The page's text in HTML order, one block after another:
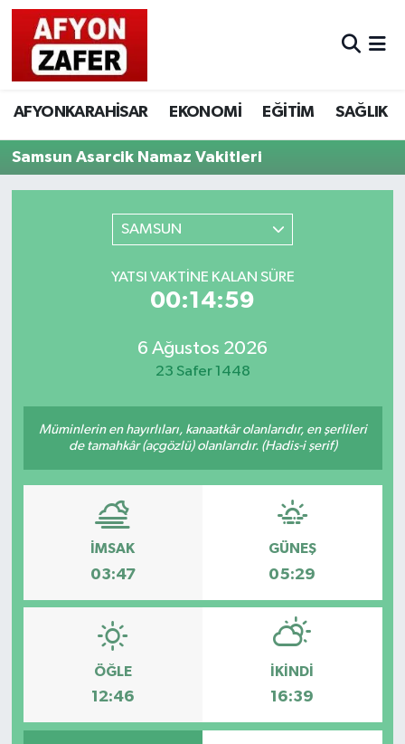
AFYONKARAHİSAR EKONOMİ EĞİTİM SAĞLIK
Samsun Asarcik Namaz Vakitleri
SAMSUN
YATSI VAKTINE KALAN SÜRE
00:14:59
6 Ağustos 2026
23 Safer 1448
Müminlerin en hayırlıları, kanaatkâr olanlarıdır, en şerlileri
de tamahkâr (açgözlü) olanlarıdır. (Hadis-i şerif)
İMSAK
03:47
GÜNEŞ
05:29
ÖĞLE
12:46
İKINDI
16:39